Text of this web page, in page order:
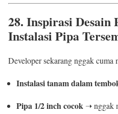
28. Inspirasi Desain
Instalasi Pipa
Developer sekarang nggak
Instalasi tanam dalam
Pipa 1/2 inch cocok ➝ nggak